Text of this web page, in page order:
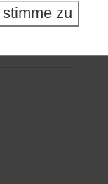
stimme zu